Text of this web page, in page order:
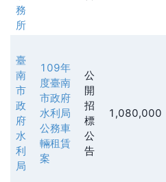
務
所
臺
南
市
政
府
水
利
局
109年
度臺南
市政府
水利局
公務車
輛租賃
案
公
開
招
標
公
告
1,080,000